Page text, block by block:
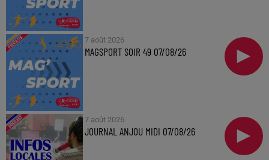
7 août 2026
MAGSPORT SOIR 49 07/08/26
7 août 2026
JOURNAL ANJOU MIDI 07/08/26